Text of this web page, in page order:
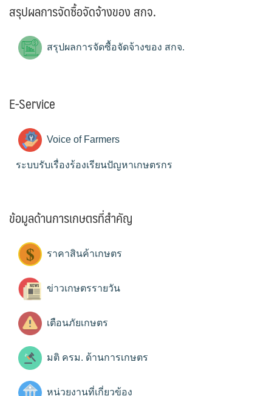
สรุปผลการจัดซื้อจัดจ้างของ สกจ.
สรุปผลการจัดซื้อจัดจ้างของ สกจ.
E-Service
Voice of Farmers
ระบบรับเรื่องร้องเรียนปัญหาเกษตรกร
ข้อมูลด้านการเกษตรที่สำคัญ
ราคาสินค้าเกษตร
ข่าวเกษตรรายวัน
เตือนภัยเกษตร
มติ ครม. ด้านการเกษตร
หน่วยงานที่เกี่ยวข้อง